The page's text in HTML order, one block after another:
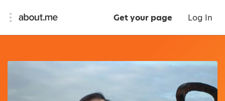
Get your page Log In